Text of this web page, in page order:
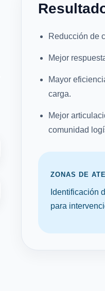
Reducción de
Mejor
Mayor
carga.
Mejor
comunidad
ZONAS DE
Identificación
para